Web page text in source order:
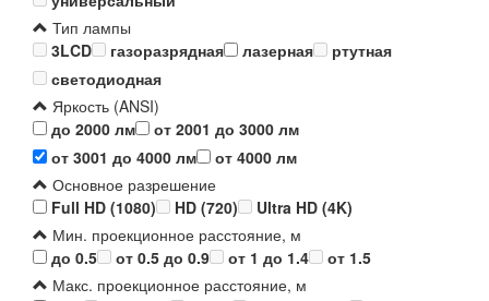
Тип лампы
3LCD
газоразрядная лазерная
ртутная
светодиодная
Яркость (ANSI)
до 2000 лм
от 2001 до 3000 лм
от 3001 до 4000 лм
от 4000 лм
Основное разрешение
Full HD (1080)
HD (720)
Ultra HD (4K)
Мин. проекционное расстояние, м
до 0.5
от 0.5 до 0.9 от 1 до 1.4
от 1.5
Макс. проекционное расстояние, м